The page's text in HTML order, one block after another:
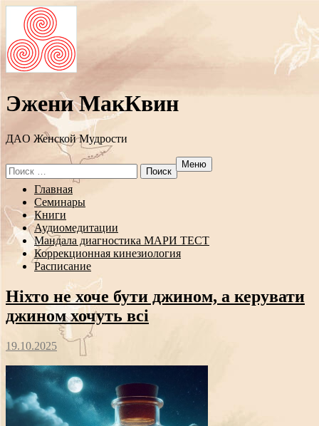
Эжени МакКвин
ДAO Женской Мудрости
Search
for:
Меню
Перейти
содержанию
Главная
Семинары
Книги
Аудиомедитации
Мандала диагностика МАРИ ТЕСТ
Коррекционная кинезиология
Расписание
Ніхто не хоче бути джином, а керувати
джином хочуть всі
19.10.2025